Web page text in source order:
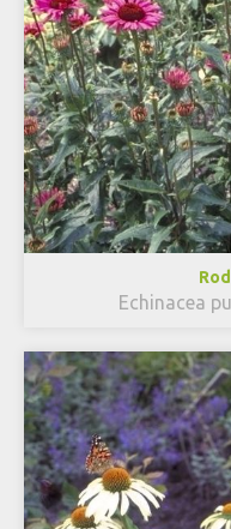
Echinacea